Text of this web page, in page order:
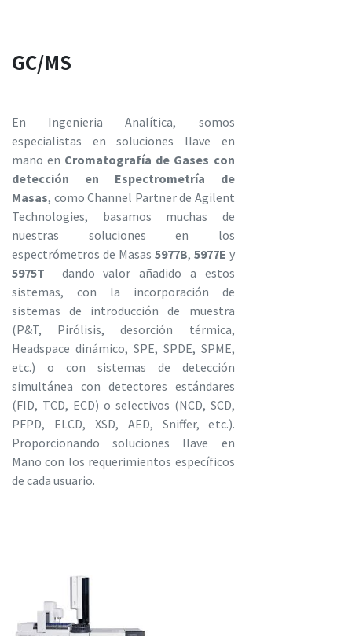
GC/MS
En Ingenieria Analítica, somos
especialistas en soluciones llave en
mano en Cromatografía de Gases con
detección en Espectrometría de
Masas, como Channel Partner de Agilent
Technologies, basamos muchas de
nuestras soluciones en los
espectrómetros de Masas 5977B, 5977E y
5975T dando valor añadido a estos
sistemas, con la incorporación de
sistemas de introducción de muestra
(P&T, Pirólisis, desorción térmica,
Headspace dinámico, SPE, SPDE, SPME,
etc.) o con sistemas de detección
simultánea con detectores estándares
(FID, TCD, ECD) o selectivos (NCD, SCD,
PFPD, ELCD, XSD, AED, Sniffer, etc.).
Proporcionando soluciones llave en
Mano con los requerimientos específicos
de cada usuario.